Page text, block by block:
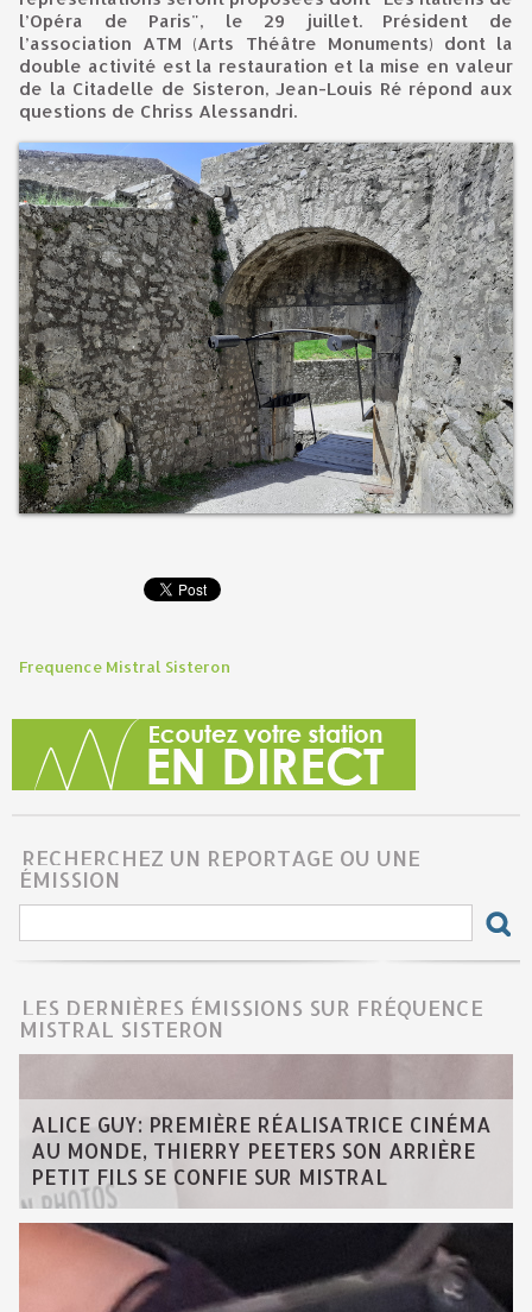
l’Opéra de Paris", le 29 juillet. Président de
l’association ATM (Arts Théâtre Monuments) dont la
double activité est la restauration et la mise en valeur
de la Citadelle de Sisteron, Jean-Louis Ré répond aux
questions de Chriss Alessandri.
Frequence Mistral Sisteron
RECHERCHEZ UN REPORTAGE OU UNE
ÉMISSION
LES DERNIÈRES ÉMISSIONS SUR FRÉQUENCE
MISTRAL SISTERON
ALICE GUY: PREMIÈRE RÉALISATRICE CINÉMA
AU MONDE, THIERRY PEETERS SON ARRIÈRE
PETIT FILS SE CONFIE SUR MISTRAL